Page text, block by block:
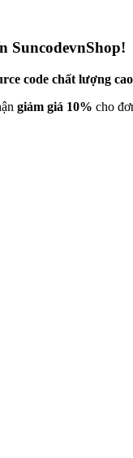
SuncodevnShop!
code chất lượng cao
giảm giá 10% cho